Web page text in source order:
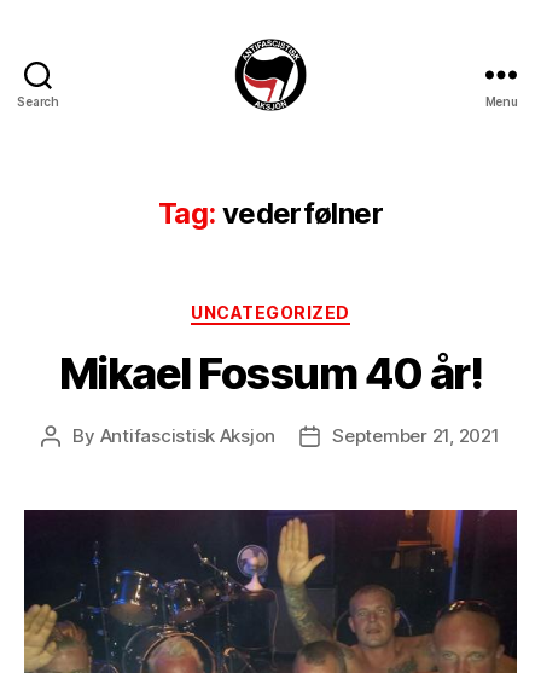
Search Menu
Tag: vederfølner
Categories
UNCATEGORIZED
Mikael Fossum 40 år!
Post
By Antifascistisk Aksjon
PostSeptember 21, 2021